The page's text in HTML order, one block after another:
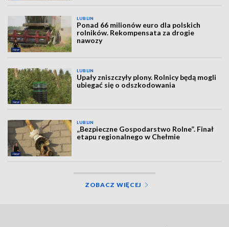
LUBLIN
Ponad 66 milionów euro dla polskich
rolników. Rekompensata za drogie
nawozy
LUBLIN
Upały zniszczyły plony. Rolnicy będą mogli
ubiegać się o odszkodowania
LUBLIN
„Bezpieczne Gospodarstwo Rolne”. Finał
etapu regionalnego w Chełmie
ZOBACZ WIĘCEJ